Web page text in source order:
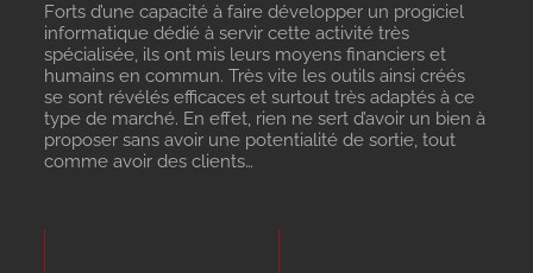
Forts d’une capacité à faire développer un progiciel
informatique dédié à servir cette activité très
spécialisée, ils ont mis leurs moyens financiers et
humains en commun. Très vite les outils ainsi créés
se sont révélés efficaces et surtout très adaptés à ce
type de marché. En effet, rien ne sert d’avoir un bien à
proposer sans avoir une potentialité de sortie, tout
comme avoir des clients…